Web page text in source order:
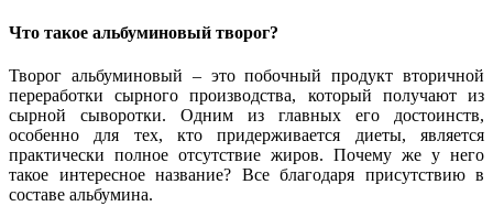
Что такое альбуминовый творог?
Творог альбуминовый – это побочный продукт вторичной
переработки сырного производства, который получают из
сырной сыворотки. Одним из главных его достоинств,
особенно для тех, кто придерживается диеты, является
практически полное отсутствие жиров. Почему же у него
такое интересное название? Все благодаря присутствию в
составе альбумина.